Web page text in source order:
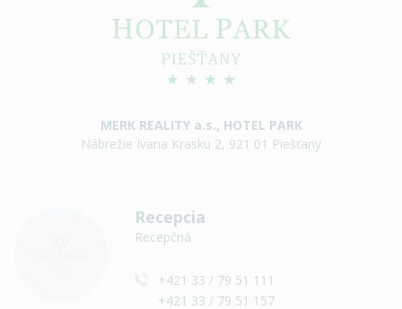
MERK REALITY a.s., HOTEL PARK
Nábrežie Ivana Krasku 2, 921 01 Piešťany
Recepcia
Recepčná
+421 33 / 79 51 111
+421 33 / 79 51 157